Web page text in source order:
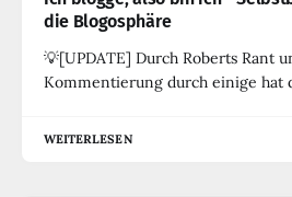
die Blogosphäre
💡[UPDATE] Durch Roberts Rant
Kommentierung durch einige hat
WEITERLESEN